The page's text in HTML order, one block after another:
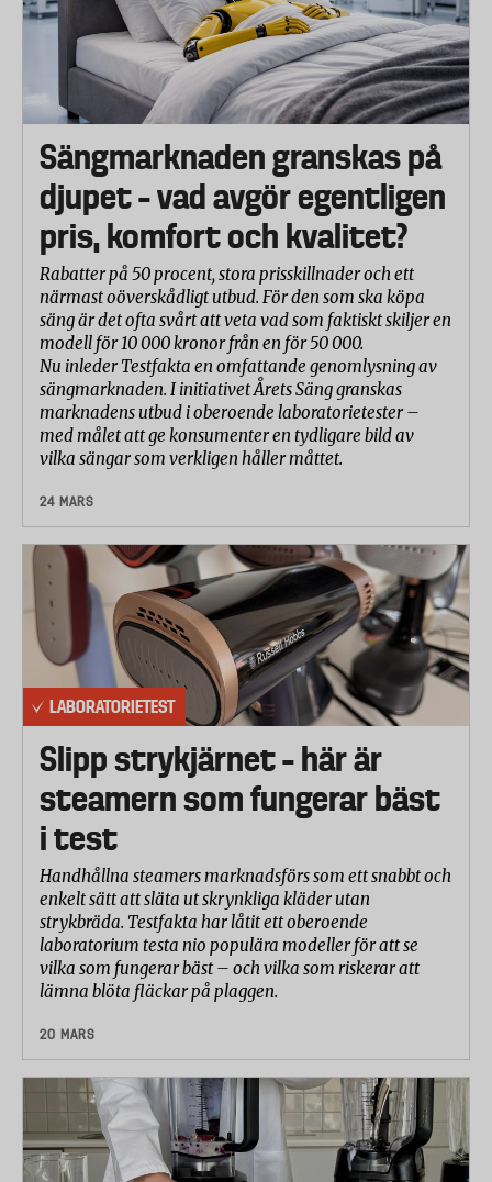
Sängmarknaden granskas på
djupet – vad avgör egentligen
pris, komfort och kvalitet?
Rabatter på 50 procent, stora prisskillnader och ett
närmast oöverskådligt utbud. För den som ska köpa
säng är det ofta svårt att veta vad som faktiskt skiljer en
modell för 10 000 kronor från en för 50 000.
Nu inleder Testfakta en omfattande genomlysning av
sängmarknaden. I initiativet Årets Säng granskas
marknadens utbud i oberoende laboratorietester –
med målet att ge konsumenter en tydligare bild av
vilka sängar som verkligen håller måttet.
24 MARS
LABORATORIETEST
Slipp strykjärnet – här är
steamern som fungerar bäst
i test
Handhållna steamers marknadsförs som ett snabbt och
enkelt sätt att släta ut skrynkliga kläder utan
strykbräda. Testfakta har låtit ett oberoende
laboratorium testa nio populära modeller för att se
vilka som fungerar bäst – och vilka som riskerar att
lämna blöta fläckar på plaggen.
20 MARS